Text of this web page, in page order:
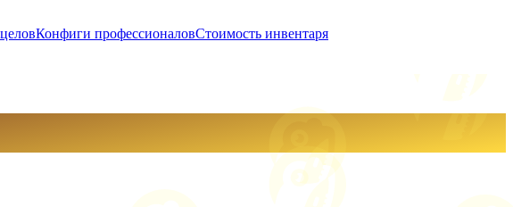
Конфиги профессионаловСтоимость инвентаря